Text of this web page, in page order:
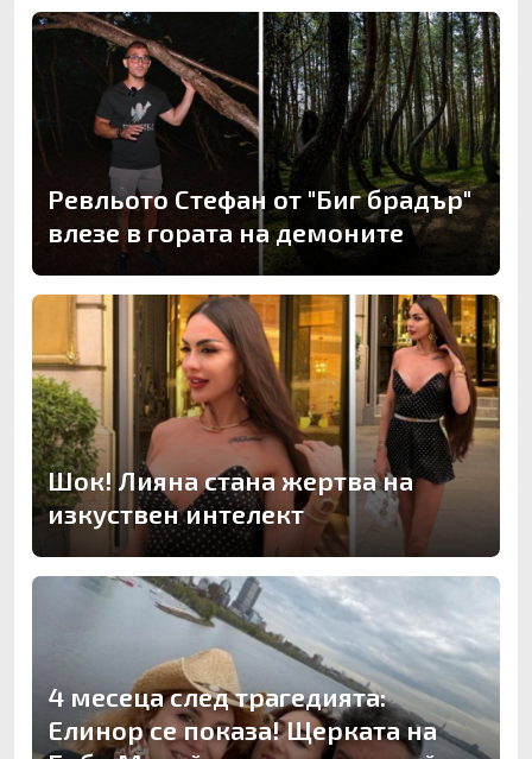
Ревльото Стефан от "Биг брадър"
влезе в гората на демоните
Шок! Лияна стана жертва на
изкуствен интелект
4 месеца след трагедията:
Елинор се показа! Щерката на